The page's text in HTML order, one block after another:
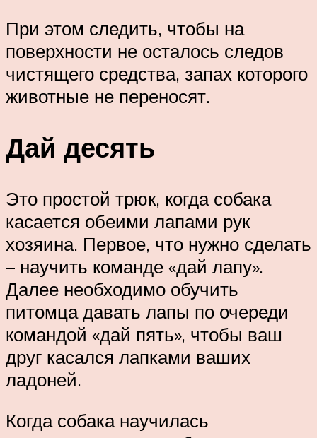
При этом следить, чтобы на
поверхности не осталось следов
чистящего средства, запах которого
животные не переносят.
Дай десять
Это простой трюк, когда собака
касается обеими лапами рук
хозяина. Первое, что нужно сделать
– научить команде «дай лапу».
Далее необходимо обучить
питомца давать лапы по очереди
командой «дай пять», чтобы ваш
друг касался лапками ваших
ладоней.
Когда собака научилась